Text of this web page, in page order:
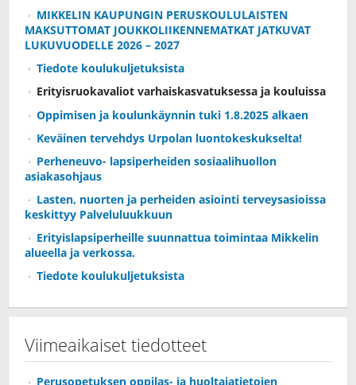
MIKKELIN KAUPUNGIN PERUSKOULULAISTEN
MAKSUTTOMAT JOUKKOLIIKENNEMATKAT JATKUVAT
LUKUVUODELLE 2026 – 2027
Tiedote koulukuljetuksista
Erityisruokavaliot varhaiskasvatuksessa ja kouluissa
Oppimisen ja koulunkäynnin tuki 1.8.2025 alkaen
Keväinen tervehdys Urpolan luontokeskukselta!
Perheneuvo- lapsiperheiden sosiaalihuollon
asiakasohjaus
Lasten, nuorten ja perheiden asiointi terveysasioissa
keskittyy Palveluluukkuun
Erityislapsiperheille suunnattua toimintaa Mikkelin
alueella ja verkossa.
Tiedote koulukuljetuksista
Viimeaikaiset tiedotteet
Perusopetuksen oppilas- ja huoltajatietojen